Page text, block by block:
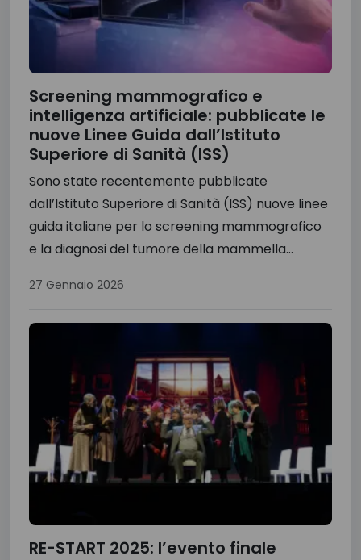
Screening mammografico e
intelligenza artificiale: pubblicate le
nuove Linee Guida dall’Istituto
Superiore di Sanità (ISS)
Sono state recentemente pubblicate
dall’Istituto Superiore di Sanità (ISS) nuove linee
guida italiane per lo screening mammografico
e la diagnosi del tumore della mammella...
27 Gennaio 2026
RE-START 2025: l’evento finale